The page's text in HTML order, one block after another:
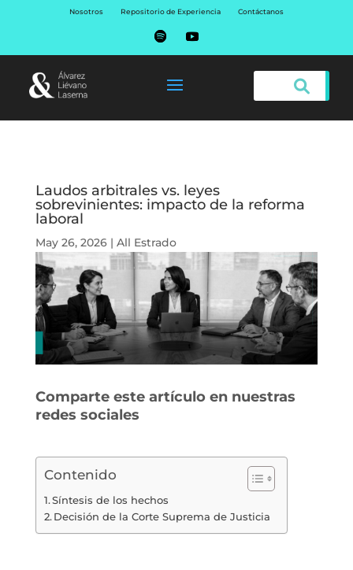
Nosotros Repositorio de Experiencia Contáctanos
Laudos arbitrales vs. leyes
sobrevinientes: impacto de la reforma
laboral
May 26, 2026| All Estrado
Comparte este artículo en nuestras
redes sociales
Contenido
Síntesis de los hechos
Decisión de la Corte Suprema de Justicia